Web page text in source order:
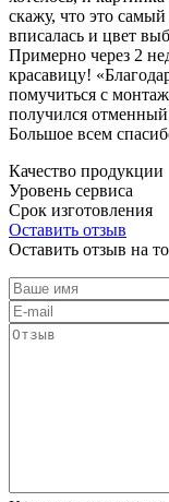
скажу, что это
вписалась и цвет
Примерно через 2
красавицу!
помучиться с
получился
Большое всем
Качество продукции
Уровень сервиса
Срок изготовления
Оставить отзыв
Оставить отзыв на